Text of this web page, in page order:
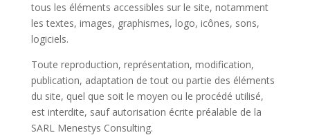
tous les éléments accessibles sur le site, notamment
les textes, images, graphismes, logo, icônes, sons,
logiciels.
Toute reproduction, représentation, modification,
publication, adaptation de tout ou partie des éléments
du site, quel que soit le moyen ou le procédé utilisé,
est interdite, sauf autorisation écrite préalable de la
SARL Menestys Consulting.